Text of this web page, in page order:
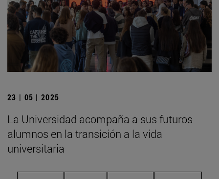
23 | 05 | 2025
La Universidad acompaña a sus futuros
alumnos en la transición a la vida
universitaria